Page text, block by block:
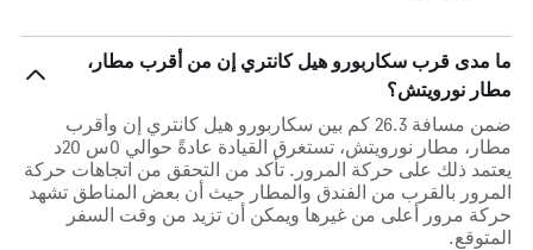
ما مدى قرب سكاربورو هيل كانتري إن من أقرب مطار،
مطار نورويتش؟
ضمن مسافة 26.3 كم بين سكاربورو هيل كانتري إن وأقرب
مطار، مطار نورويتش، تستغرق القيادة عادةً حوالي 0س 20د
يعتمد ذلك على حركة المرور. تأكد من التحقق من اتجاهات حركة
المرور بالقرب من الفندق والمطار حيث أن بعض المناطق تشهد
حركة مرور أعلى من غيرها ويمكن أن تزيد من وقت السفر
المتوقع.